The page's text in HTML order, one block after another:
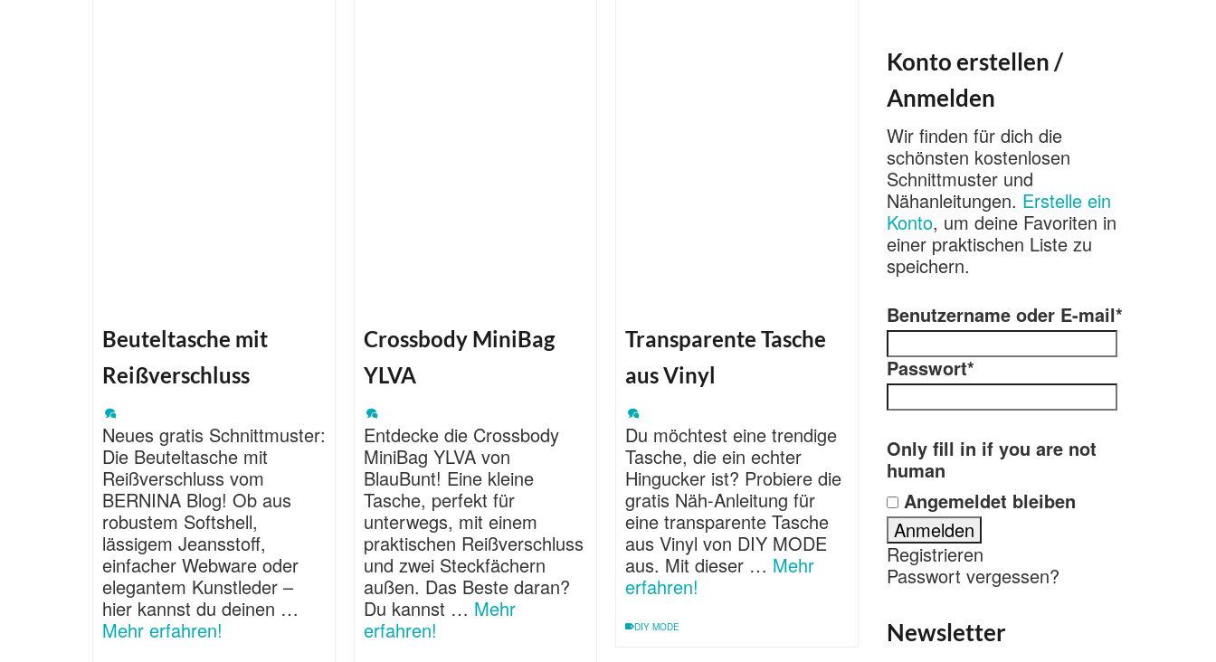
Beuteltasche mit
Reißverschluss
Neues gratis Schnittmuster:
Die Beuteltasche mit
Reißverschluss vom
BERNINA Blog! Ob aus
robustem Softshell,
lässigem Jeansstoff,
einfacher Webware oder
elegantem Kunstleder –
hier kannst du deinen …
Mehr erfahren!
Crossbody MiniBag
YLVA
Entdecke die Crossbody
MiniBag YLVA von
BlauBunt! Eine kleine
Tasche, perfekt für
unterwegs, mit einem
praktischen Reißverschluss
und zwei Steckfächern
außen. Das Beste daran?
Du kannst … Mehr
erfahren!
Transparente Tasche
aus Vinyl
Du möchtest eine trendige
Tasche, die ein echter
Hingucker ist? Probiere die
gratis Näh-Anleitung für
eine transparente Tasche
aus Vinyl von DIY MODE
aus. Mit dieser … Mehr
erfahren!
DIY MODE
Konto erstellen /
Anmelden
Wir finden für dich die
schönsten kostenlosen
Schnittmuster und
Nähanleitungen. Erstelle ein
Konto, um deine Favoriten in
einer praktischen Liste zu
speichern.
Benutzername oder E-mail*
Passwort*
Only fill in if you are not
human
Angemeldet bleiben
Registrieren
Passwort vergessen?
Newsletter